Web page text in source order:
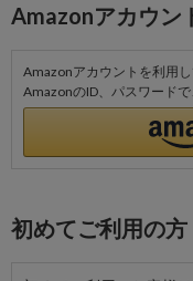
Amazonアカウン
Amazonアカウントを利用
AmazonのID、パスワード
初めてご利用の